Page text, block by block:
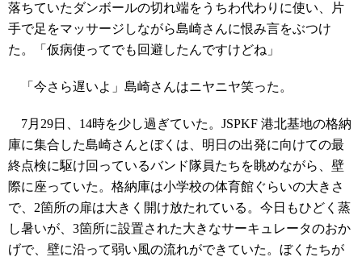
落ちていたダンボールの切れ端をうちわ代わりに使い、片
手で足をマッサージしながら島崎さんに恨み言をぶつけ
た。「仮病使ってでも回避したんですけどね」
「今さら遅いよ」島崎さんはニヤニヤ笑った。
7月29日、14時を少し過ぎていた。JSPKF 港北基地の格納
庫に集合した島崎さんとぼくは、明日の出発に向けての最
終点検に駆け回っているバンド隊員たちを眺めながら、壁
際に座っていた。格納庫は小学校の体育館ぐらいの大きさ
で、2箇所の扉は大きく開け放たれている。今日もひどく蒸
し暑いが、3箇所に設置された大きなサーキュレータのおか
げで、壁に沿って弱い風の流れができていた。ぼくたちが